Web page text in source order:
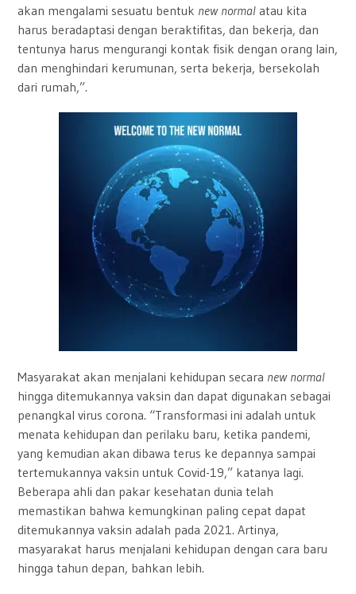
akan mengalami sesuatu bentuk new normal atau kita
harus beradaptasi dengan beraktifitas, dan bekerja, dan
tentunya harus mengurangi kontak fisik dengan orang lain,
dan menghindari kerumunan, serta bekerja, bersekolah
dari rumah,”.
Masyarakat akan menjalani kehidupan secara new normal
hingga ditemukannya vaksin dan dapat digunakan sebagai
penangkal virus corona. “Transformasi ini adalah untuk
menata kehidupan dan perilaku baru, ketika pandemi,
yang kemudian akan dibawa terus ke depannya sampai
tertemukannya vaksin untuk Covid-19,” katanya lagi.
Beberapa ahli dan pakar kesehatan dunia telah
memastikan bahwa kemungkinan paling cepat dapat
ditemukannya vaksin adalah pada 2021. Artinya,
masyarakat harus menjalani kehidupan dengan cara baru
hingga tahun depan, bahkan lebih.